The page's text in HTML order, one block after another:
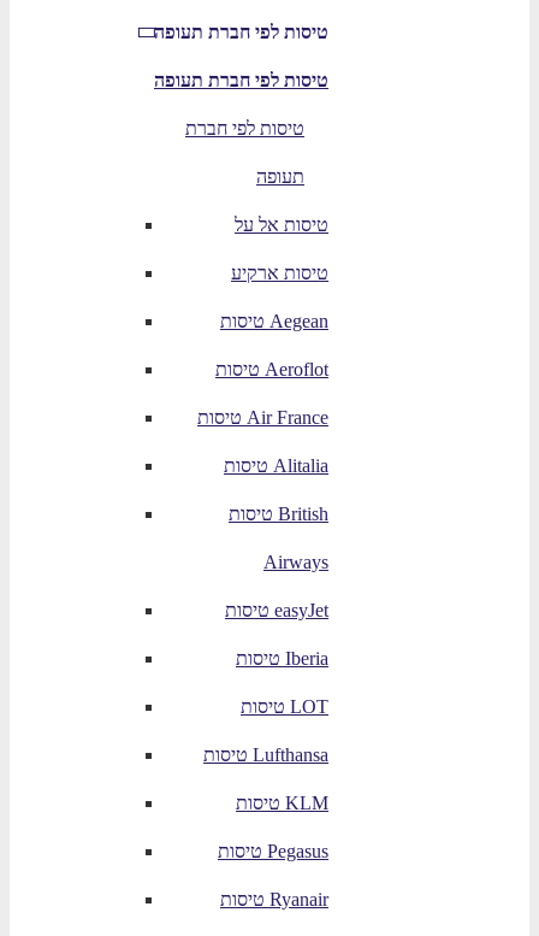
טיסות לפי חברת תעופה
טיסות לפי חברת תעופה
טיסות לפי חברת
תעופה
טיסות אל על
טיסות ארקיע
טיסות Aegean
טיסות Aeroflot
טיסות Air France
טיסות Alitalia
טיסות British
Airways
טיסות easyJet
טיסות Iberia
טיסות LOT
טיסות Lufthansa
טיסות KLM
טיסות Pegasus
טיסות Ryanair